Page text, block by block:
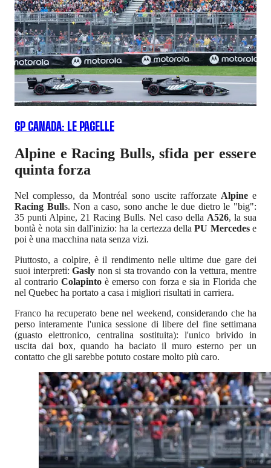
GP CANADA: LE PAGELLE
Alpine e Racing Bulls, sfida per essere
quinta forza
Nel complesso, da Montréal sono uscite rafforzate Alpine e
Racing Bulls. Non a caso, sono anche le due dietro le "big":
35 punti Alpine, 21 Racing Bulls. Nel caso della A526, la sua
bontà è nota sin dall'inizio: ha la certezza della PU Mercedese
poi è una macchina nata senza vizi.
Piuttosto, a colpire, è il rendimento nelle ultime due gare dei
suoi interpreti: Gasly non si sta trovando con la vettura, mentre
al contrarioColapintoè emerso con forza e sia in Florida che
nel Quebec ha portato a casa i migliori risultati in carriera.
Franco ha recuperato bene nel weekend, considerando che ha
perso interamente l'unica sessione di libere del fine settimana
(guasto elettronico, centralina sostituita): l'unico brivido in
uscita dai box, quando ha baciato il muro esterno per un
contatto che gli sarebbe potuto costare molto più caro.